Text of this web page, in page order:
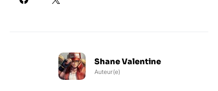
Shane Valentine
Auteur(e)